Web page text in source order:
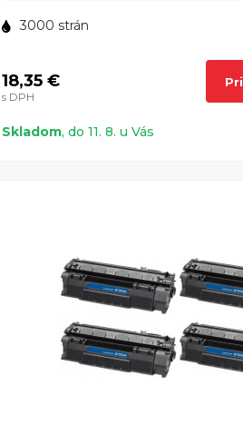
3000 strán
18,35 €
s DPH
Skladom, do 11. 8. u Vás